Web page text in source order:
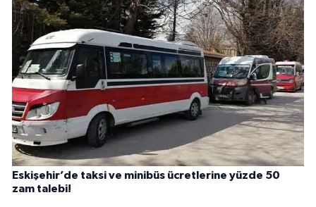
Eskişehir’de taksi ve minibüs ücretlerine yüzde 50
zam talebi!